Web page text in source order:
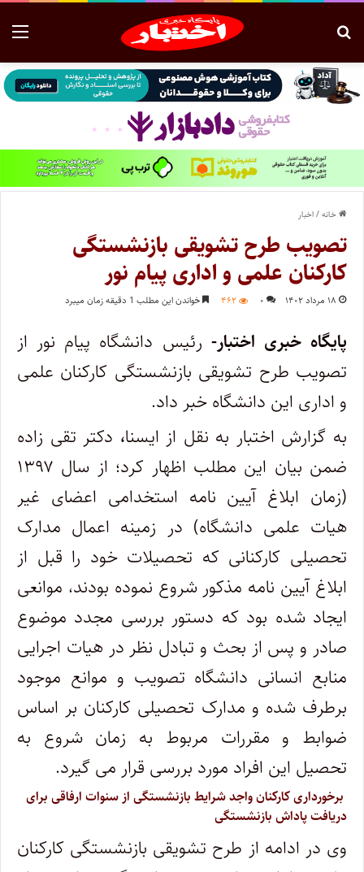
خانه/اخبار
تصویب طرح تشویقی بازنشستگی
کارکنان علمی و اداری پیام نور
۱۸ مرداد ۱۴۰۲ ۰ ۴۶۲ خواندن این مطلب 1 دقیقه زمان میبرد
پایگاه خبری اختبار- رئیس دانشگاه پیام نور از
تصویب طرح تشویقی بازنشستگی کارکنان علمی
و اداری این دانشگاه خبر داد.
به گزارش اختبار به نقل از ایسنا، دکتر تقی زاده
ضمن بیان این مطلب اظهار کرد؛ از سال ۱۳۹۷
(زمان ابلاغ آیین نامه استخدامی اعضای غیر
هیات علمی دانشگاه) در زمینه اعمال مدارک
تحصیلی کارکنانی که تحصیلات خود را قبل از
ابلاغ آیین نامه مذکور شروع نموده بودند، موانعی
ایجاد شده بود که دستور بررسی مجدد موضوع
صادر و پس از بحث و تبادل نظر در هیات اجرایی
منابع انسانی دانشگاه تصویب و موانع موجود
برطرف شده و مدارک تحصیلی کارکنان بر اساس
ضوابط و مقررات مربوط به زمان شروع به
تحصیل این افراد مورد بررسی قرار می گیرد.
برخورداری کارکنان واجد شرایط بازنشستگی از سنوات ارفاقی برای
دریافت پاداش بازنشستگی
وی در ادامه از طرح تشویقی بازنشستگی کارکنان